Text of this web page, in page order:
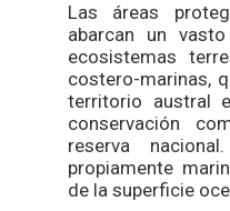
Las áreas
abarcan un
ecosistemas
costero-marinas,
territorio austral
conservación
reserva
propiamente
de la superficie